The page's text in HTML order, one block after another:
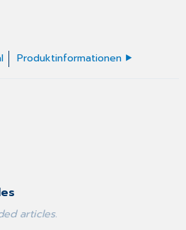
Produktinformationen
articles.